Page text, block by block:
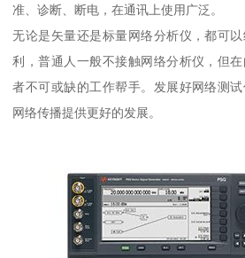
准、诊断、断电，在通讯上使用广泛。
无论是矢量还是标量网络分析仪，都可
利，普通人一般不接触网络分析仪，但
者不可或缺的工作帮手。发展好网络测
网络传播提供更好的发展。